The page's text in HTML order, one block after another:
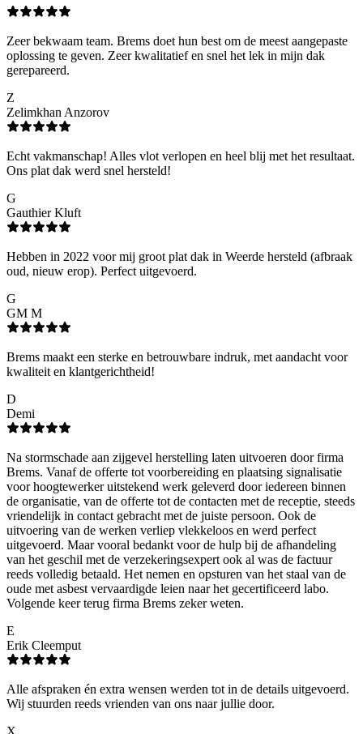
Zeer bekwaam team. Brems doet hun best om de meest aangepaste
oplossing te geven. Zeer kwalitatief en snel het lek in mijn dak
gerepareerd.
Z
Zelimkhan Anzorov
Echt vakmanschap! Alles vlot verlopen en heel blij met het resultaat.
Ons plat dak werd snel hersteld!
G
Gauthier Kluft
Hebben in 2022 voor mij groot plat dak in Weerde hersteld (afbraak
oud, nieuw erop). Perfect uitgevoerd.
G
GM M
Brems maakt een sterke en betrouwbare indruk, met aandacht voor
kwaliteit en klantgerichtheid!
D
Demi
Na stormschade aan zijgevel herstelling laten uitvoeren door firma
Brems. Vanaf de offerte tot voorbereiding en plaatsing signalisatie
voor hoogtewerker uitstekend werk geleverd door iedereen binnen
de organisatie, van de offerte tot de contacten met de receptie, steeds
vriendelijk in contact gebracht met de juiste persoon. Ook de
uitvoering van de werken verliep vlekkeloos en werd perfect
uitgevoerd. Maar vooral bedankt voor de hulp bij de afhandeling
van het geschil met de verzekeringsexpert ook al was de factuur
reeds volledig betaald. Het nemen en opsturen van het staal van de
oude met asbest vervaardigde leien naar het gecertificeerd labo.
Volgende keer terug firma Brems zeker weten.
E
Erik Cleemput
Alle afspraken én extra wensen werden tot in de details uitgevoerd.
Wij stuurden reeds vrienden van ons naar jullie door.
X